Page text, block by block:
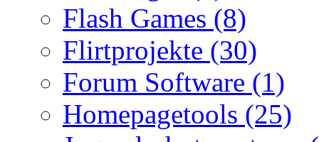
Flash Games (8)
Flirtprojekte (30)
Forum Software (1)
Homepagetools (25)